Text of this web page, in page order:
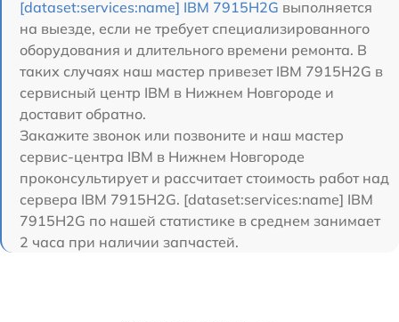
[dataset:services:name] IBM 7915H2G выполняется
на выезде, если не требует специализированного
оборудования и длительного времени ремонта. В
таких случаях наш мастер привезет IBM 7915H2G в
сервисный центр IBM в Нижнем Новгороде и
доставит обратно.
Закажите звонок или позвоните и наш мастер
сервис-центра IBM в Нижнем Новгороде
проконсультирует и рассчитает стоимость работ над
сервера IBM 7915H2G. [dataset:services:name] IBM
7915H2G по нашей статистике в среднем занимает
2 часа при наличии запчастей.